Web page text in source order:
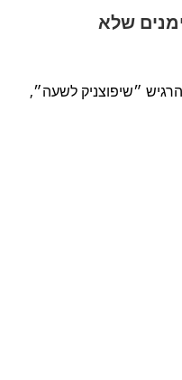
באמת עובש? 3 סימנים שלא
״שיפוצניק לשעה״,